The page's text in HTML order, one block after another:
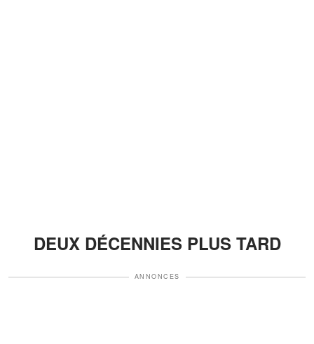
DEUX DÉCENNIES PLUS TARD
ANNONCES